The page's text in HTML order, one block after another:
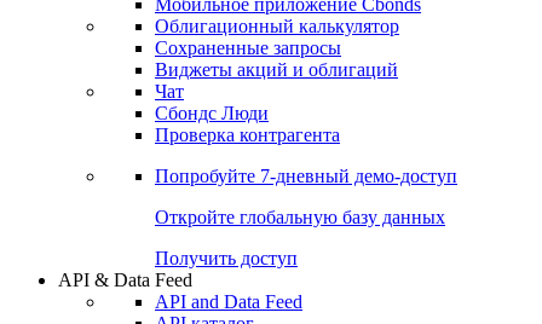
Портфель
Watchlist
Надстройка XLS
Мобильное приложение Cbonds
Облигационный калькулятор
Сохраненные запросы
Чат
Проверка контрагента
Попробуйте7-дневный
Откройте глобальную базу данных